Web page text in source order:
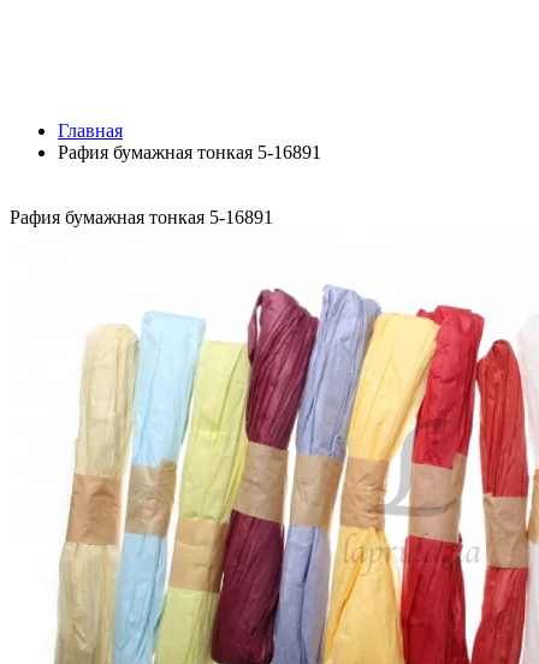
Главная
Рафия бумажная тонкая 5-16891
Рафия бумажная тонкая 5-16891